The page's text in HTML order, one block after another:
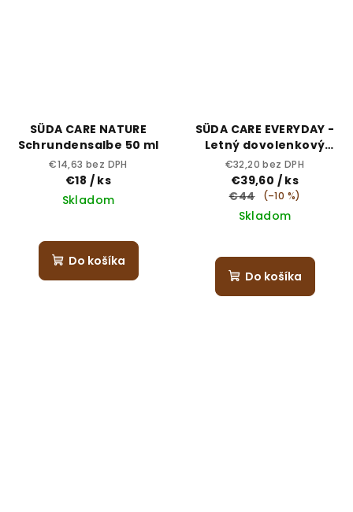
SÜDA CARE NATURE
Schrundensalbe 50 ml
€14,63 bez DPH
€18 / ks
Skladom
Do košíka
SÜDA CARE EVERYDAY -
Letný dovolenkový
balíček INTENSIV
€32,20 bez DPH
€39,60 / ks
€44
(–10 %)
Skladom
Do košíka